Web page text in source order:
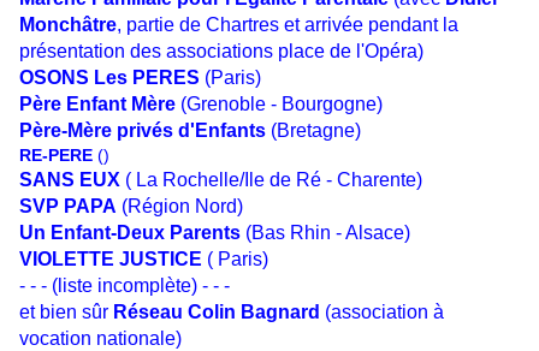
Monchâtre, partie de Chartres et arrivée pendant la
présentation des associations place de l'Opéra)
OSONS Les PERES (Paris)
Père Enfant Mère (Grenoble - Bourgogne)
Père-Mère privés d'Enfants (Bretagne)
RE-PERE ()
SANS EUX ( La Rochelle/Ile de Ré - Charente)
SVP PAPA (Région Nord)
Un Enfant-Deux Parents (Bas Rhin - Alsace)
VIOLETTE JUSTICE ( Paris)
- - - (liste incomplète) - - -
et bien sûr Réseau Colin Bagnard (association à
vocation nationale)